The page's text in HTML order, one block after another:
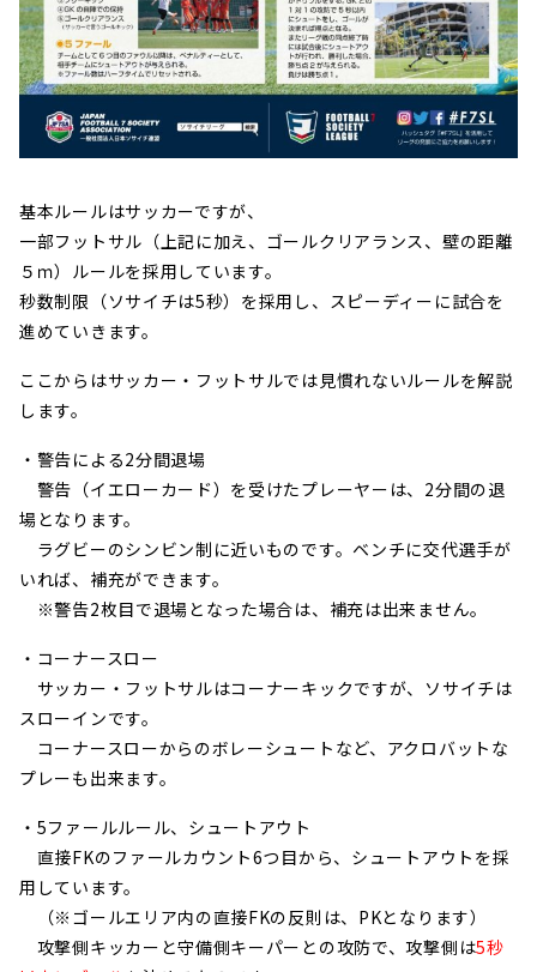
基本ルールはサッカーですが、
一部フットサル（上記に加え、ゴールクリアランス、壁の距離
５ｍ）ルールを採用しています。
秒数制限（ソサイチは5秒）を採用し、スピーディーに試合を
進めていきます。
ここからはサッカー・フットサルでは見慣れないルールを解説
します。
・警告による2分間退場
警告（イエローカード）を受けたプレーヤーは、2分間の退
場となります。
ラグビーのシンビン制に近いものです。ベンチに交代選手が
いれば、補充ができます。
※警告2枚目で退場となった場合は、補充は出来ません。
・コーナースロー
サッカー・フットサルはコーナーキックですが、ソサイチは
スローインです。
コーナースローからのボレーシュートなど、アクロバットな
プレーも出来ます。
・5ファールルール、シュートアウト
直接FKのファールカウント6つ目から、シュートアウトを採
用しています。
（※ゴールエリア内の直接FKの反則は、PKとなります）
攻撃側キッカーと守備側キーパーとの攻防で、攻撃側は5秒